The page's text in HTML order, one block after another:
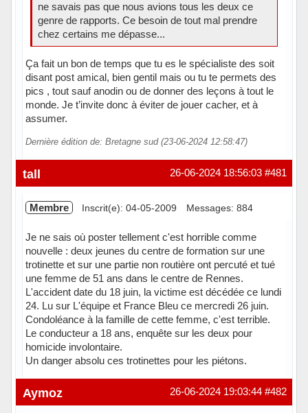
ne savais pas que nous avions tous les deux ce
genre de rapports. Ce besoin de tout mal prendre
chez certains me dépasse...
Ça fait un bon de temps que tu es le spécialiste des soit
disant post amical, bien gentil mais ou tu te permets des
pics , tout sauf anodin ou de donner des leçons à tout le
monde. Je t’invite donc à éviter de jouer cacher, et à
assumer.
Dernière édition de: Bretagne sud (23-06-2024 12:58:47)
#481
26-06-2024 18:56:03
tall
Membre Inscrit(e): 04-05-2009 Messages: 884
Je ne sais où poster tellement c'est horrible comme
nouvelle : deux jeunes du centre de formation sur une
trotinette et sur une partie non routière ont percuté et tué
une femme de 51 ans dans le centre de Rennes.
L'accident date du 18 juin, la victime est décédée ce lundi
24. Lu sur L'équipe et France Bleu ce mercredi 26 juin.
Condoléance à la famille de cette femme, c'est terrible.
Le conducteur a 18 ans, enquête sur les deux pour
homicide involontaire.
Un danger absolu ces trotinettes pour les piétons.
Hors ligne #482
26-06-2024 19:03:44
Aymoz